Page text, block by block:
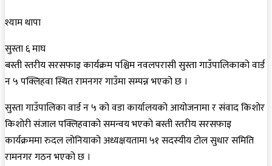
श्याम थापा
सुस्ता ६ माघ
बस्ती स्तरीय सरसफाइ कार्यक्रम पश्चिम नवलपरासी सुस्ता गाउँपालिकाको वार्ड
न ५ पक्लिहवा स्थित रामनगर गाउँमा सम्पन्न भएको छ ।
सुस्ता गाउँपालिका वार्ड न ५ को वडा कार्यालयको आयोजनामा र संवाद किशोर
किशोरी संजाल पक्लिहवाको समन्वय भएको बस्ती स्तरीय सरसफाइ
कार्यक्रममा रुदल लोनियाको अध्यक्षयतामा ५१ सदस्यीय टोल सुधार समिति
रामनगर गठन भएको छ ।